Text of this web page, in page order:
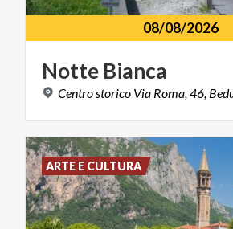
08/08/2026
Notte Bianca
Centro storico Via Roma, 46,
ARTE E CULTURA